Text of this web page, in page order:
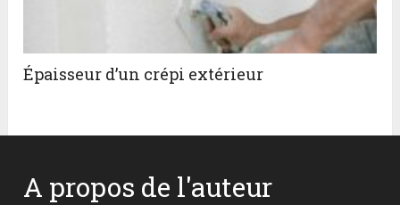
Épaisseur d’un crépi extérieur
A propos de l'auteur